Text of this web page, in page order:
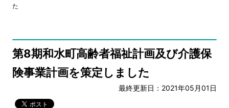
た
第8期和水町高齢者福祉計画及び介護保
険事業計画を策定しました
最終更新日：2021年05月01日